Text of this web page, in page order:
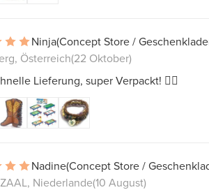
Ninja(Concept Store /
Österreich(22 Oktober)
Lieferung, super Verpackt! 👍🏻
Nadine(Concept Store /
Niederlande(10 August)